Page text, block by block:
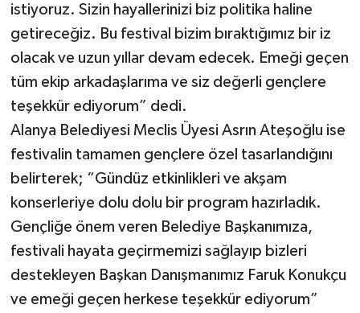
istiyoruz. Sizin hayallerinizi biz politika haline
getireceğiz. Bu festival bizim bıraktığımız bir iz
olacak ve uzun yıllar devam edecek. Emeği geçen
tüm ekip arkadaşlarıma ve siz değerli gençlere
teşekkür ediyorum” dedi.
Alanya Belediyesi Meclis Üyesi Asrın Ateşoğlu ise
festivalin tamamen gençlere özel tasarlandığını
belirterek; “Gündüz etkinlikleri ve akşam
konserleriye dolu dolu bir program hazırladık.
Gençliğe önem veren Belediye Başkanımıza,
festivali hayata geçirmemizi sağlayıp bizleri
destekleyen Başkan Danışmanımız Faruk Konukçu
ve emeği geçen herkese teşekkür ediyorum”